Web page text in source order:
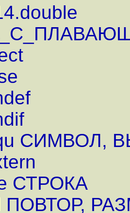
СИМВОЛ,
СТРОКА
ПОВТОР,